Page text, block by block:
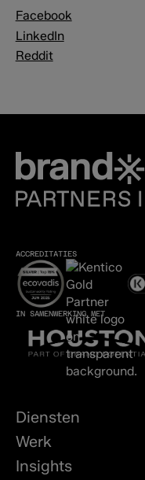
Facebook
LinkedIn
Reddit
ACCREDITATIES
IN SAMENWERKING MET
Diensten
Werk
Insights